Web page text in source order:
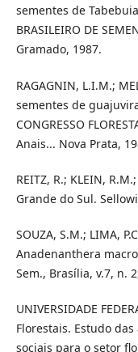
sementes de
BRASILEIRO DE
Gramado, 1987.
RAGAGNIN, L.I.M.;
sementes de
CONGRESSO
Anais... Nova Prata,
REITZ, R.; KLEIN,
Grande do Sul.
SOUZA, S.M.; LIMA,
Anadenanthera
Sem., Brasília, v.7, n.
UNIVERSIDADE
Florestais. Estudo
sociais para o setor